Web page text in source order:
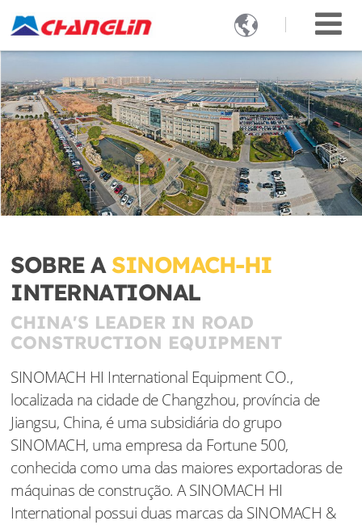

SOBRE ASINOMACH-HI
INTERNATIONAL
CHINA'S LEADER IN ROAD
CONSTRUCTION EQUIPMENT
SINOMACH HI International Equipment CO.,
localizada na cidade de Changzhou, província de
Jiangsu, China, é uma subsidiária do grupo
SINOMACH, uma empresa da Fortune 500,
conhecida como uma das maiores exportadoras de
máquinas de construção. A SINOMACH HI
International possui duas marcas da SINOMACH &